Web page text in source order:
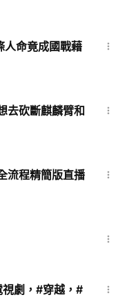
人命竟成國戰藉
去砍斷麒麟臂和
流程精簡版直播
劇，#穿越，#